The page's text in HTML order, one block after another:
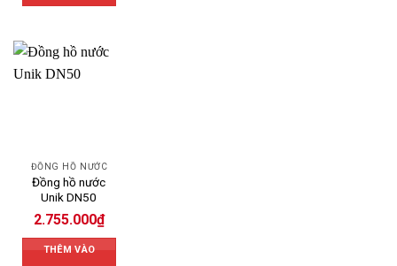
ĐỒNG HỒ NƯỚC
Đồng hồ nước
Unik DN50
2.755.000₫
THÊM VÀO